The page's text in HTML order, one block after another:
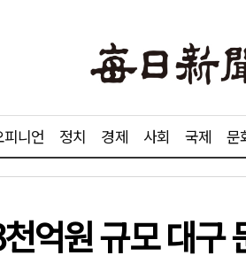
피니언 정치 경제 사회 국제 문
억원 규모 대구